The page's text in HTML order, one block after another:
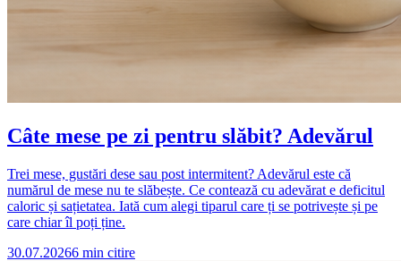
Câte mese pe zi pentru slăbit? Adevărul
Trei mese, gustări dese sau post intermitent? Adevărul este că
numărul de mese nu te slăbește. Ce contează cu adevărat e deficitul
caloric și sațietatea. Iată cum alegi tiparul care ți se potrivește și pe
care chiar îl poți ține.
30.07.20266 min citire